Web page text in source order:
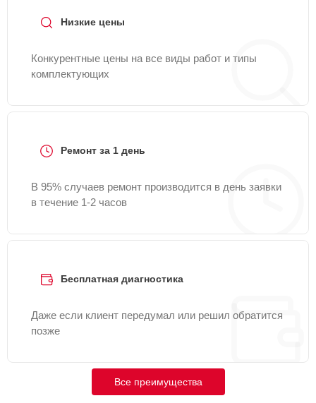
Низкие цены
Конкурентные цены на все виды работ и типы
комплектующих
Ремонт за 1 день
В 95% случаев ремонт производится в день заявки
в течение 1-2 часов
Бесплатная диагностика
Даже если клиент передумал или решил обратится
позже
Все преимущества